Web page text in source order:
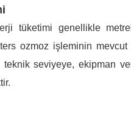
tüketimi genellikle
ozmoz işleminin
seviyeye, ekipman